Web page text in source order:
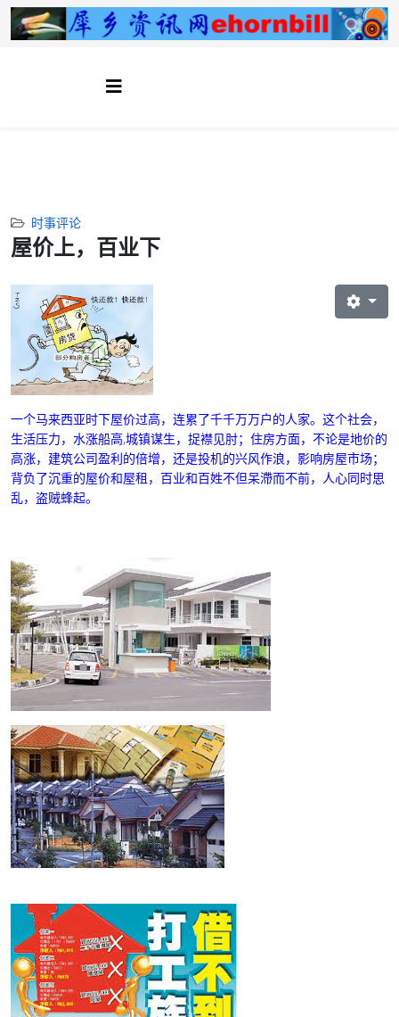
时事评论
屋价上，百业下
一个马来西亚时下屋价过高，连累了千千万万户的人家。这个社会，
生活压力，水涨船高,城镇谋生，捉襟见肘；住房方面，不论是地价的
高涨，建筑公司盈利的倍增，还是投机的兴风作浪，影响房屋市场；
背负了沉重的屋价和屋租，百业和百姓不但呆滯而不前，人心同时思
乱，盗贼蜂起。